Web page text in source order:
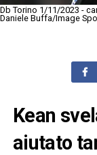
Db Torino 1/11/2023 -
Daniele Buffa/Image
Kean
aiutato